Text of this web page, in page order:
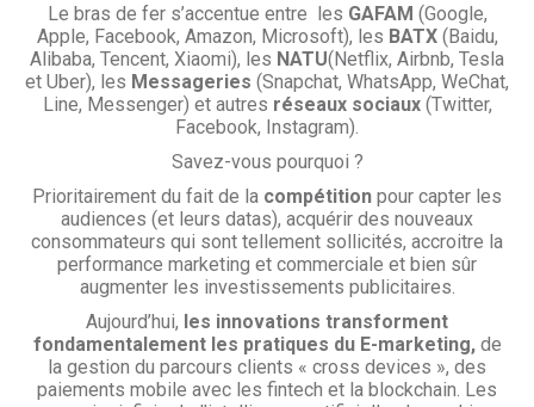
Le bras de fer s’accentue entre les GAFAM (Google,
Apple, Facebook, Amazon, Microsoft), les BATX(Baidu,
Alibaba, Tencent, Xiaomi), les NATU(Netflix, Airbnb, Tesla
et Uber), les Messageries (Snapchat, WhatsApp, WeChat,
Line, Messenger) et autres réseaux sociaux(Twitter,
Facebook, Instagram).
Savez-vous pourquoi ?
Prioritairement du fait de la compétition pour capter les
audiences (et leurs datas), acquérir des nouveaux
consommateurs qui sont tellement sollicités, accroitre la
performance marketing et commerciale et bien sûr
augmenter les investissements publicitaires.
Aujourd’hui, les innovations transforment
fondamentalement les pratiques du E-marketing,de
la gestion du parcours clients « cross devices », des
paiements mobile avec les fintech et la blockchain. Les